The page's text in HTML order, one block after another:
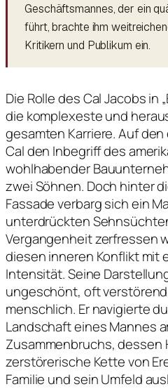
Geschäftsmannes, der ein
führt, brachte ihm
Kritikern und Publikum ein.
Die Rolle des Cal Jacobs in
die komplexeste und
gesamten Karriere. Auf
Cal den Inbegriff des
wohlhabender
zwei Söhnen. Doch hinter
Fassade verbarg sich ein
unterdrückten
Vergangenheit zerfressen
diesen inneren Konflikt mit
Intensität. Seine
ungeschönt, oft
menschlich. Er navigierte
Landschaft eines Mannes
Zusammenbruchs, dessen
zerstörerische Kette von
Familie und sein Umfeld